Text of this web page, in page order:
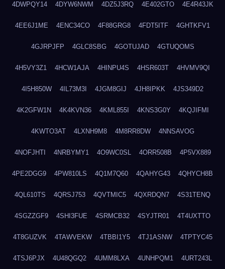
4DWPQY14 4DYW6NWM 4DZ5J3RQ 4E402GTO 4E4R43JK
4EE6J1ME 4ENC34CO 4F88GRG8 4FDT5ITF 4GHTKFV1
4GJRPJFP 4GLC8SBG 4GOTUJAD 4GTUQOMS
4H5VY3Z1 4HCW1AJA 4HINPU4S 4HSR603T 4HVMV9QI
4I5H850W 4IL73M3I 4JGM8GIJ 4JH8IPKK 4JS349D2
4K2GFW1N 4K4KVN36 4KML855I 4KNS3G0Y 4KQJIFMI
4KWTO3AT 4LXNH9M8 4M8RR8DW 4NNSAVOG
4NOFJHTI 4NRBYMY1 4O9WC0SL 4ORR508B 4P5VX889
4PE2DGG9 4PW810LS 4Q1M7Q60 4QAHYG43 4QHYCH8B
4QL610TS 4QRSJ753 4QVTMIC5 4QXRDQN7 4S31TENQ
4SGZZGF9 4SHI3FUE 4SRMCB32 4SYJTR01 4T4UXTTO
4T8GUZVK 4TAWVEKW 4TBBI1Y5 4TJ1ASNW 4TPTYC45
4TSJ6PJX 4U48QGQ2 4UMM8LXA 4UNHPQM1 4URT243L